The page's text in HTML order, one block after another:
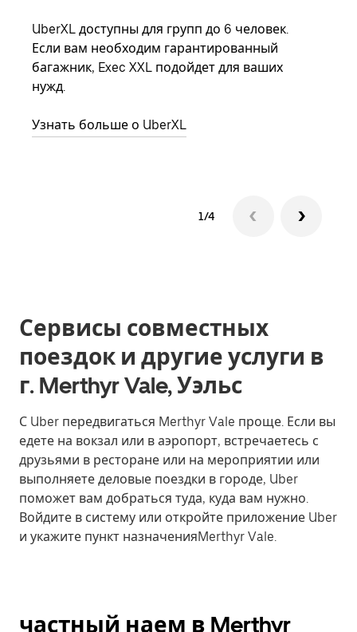
UberXL доступны для групп до 6 человек.
Если вам необходим гарантированный
багажник, Exec XXL подойдет для ваших
нужд.
Узнать больше о UberXL
1/4
Сервисы совместных
поездок и другие услуги в
г. Merthyr Vale, Уэльс
С Uber передвигаться Merthyr Vale проще. Если вы
едете на вокзал или в аэропорт, встречаетесь с
друзьями в ресторане или на мероприятии или
выполняете деловые поездки в городе, Uber
поможет вам добраться туда, куда вам нужно.
Войдите в систему или откройте приложение Uber
и укажите пункт назначенияMerthyr Vale.
частный наем в Merthyr